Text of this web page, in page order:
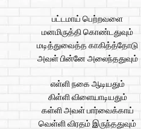
பட்டமாய் பெற்றவளை
மனமிருத்தி கொண்டதுவும்
மடித்துவைத்த காகித்த்தோடு
அவள் பின்னே அலைந்ததுவும்
எள்ளி நகை ஆடியதும்
கிள்ளி விளையாடியதும்
கள்ளி அவள் பார்வைக்காய்
வெள்ளி விரதம் இருந்ததுவும்